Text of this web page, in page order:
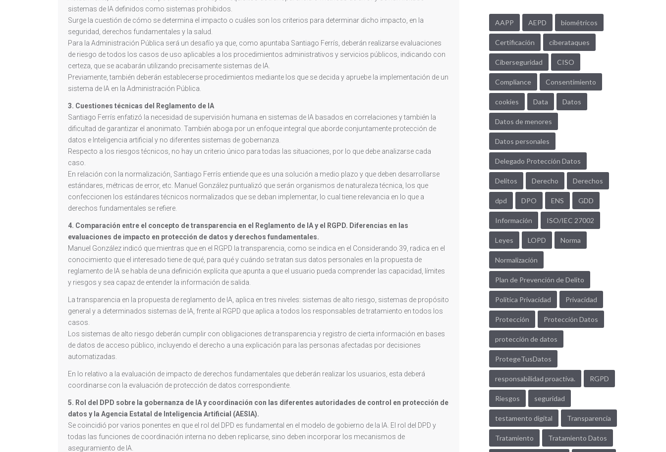
sistemas de IA definidos como sistemas prohibidos.
Surge la cuestión de cómo se determina el impacto o cuáles son los criterios para determinar dicho impacto, en la
seguridad, derechos fundamentales y la salud.
Para la Administración Pública será un desafío ya que, como apuntaba Santiago Ferrís, deberán realizarse evaluaciones
de riesgo de todos los casos de uso aplicables a los procedimientos administrativos y servicios públicos, indicando con
certeza, que se acabarán utilizando precisamente sistemas de IA.
Previamente, también deberán establecerse procedimientos mediante los que se decida y apruebe la implementación de un
sistema de IA en la Administración Pública.
3. Cuestiones técnicas del Reglamento de IA
Santiago Ferrís enfatizó la necesidad de supervisión humana en sistemas de IA basados en correlaciones y también la
dificultad de garantizar el anonimato. También aboga por un enfoque integral que aborde conjuntamente protección de
datos e Inteligencia artificial y no diferentes sistemas de gobernanza.
Respecto a los riesgos técnicos, no hay un criterio único para todas las situaciones, por lo que debe analizarse cada
caso.
En relación con la normalización, Santiago Ferrís entiende que es una solución a medio plazo y que deben desarrollarse
estándares, métricas de error, etc. Manuel González puntualizó que serán organismos de naturaleza técnica, los que
confeccionen los estándares técnicos normalizados que se deban implementar, lo cual tiene relevancia en lo que a
derechos fundamentales se refiere.
4. Comparación entre el concepto de transparencia en el Reglamento de IA y el RGPD. Diferencias en las
evaluaciones de impacto en protección de datos y derechos fundamentales.
Manuel González indicó que mientras que en el RGPD la transparencia, como se indica en el Considerando 39, radica en el
conocimiento que el interesado tiene de qué, para qué y cuándo se tratan sus datos personales en la propuesta de
reglamento de IA se habla de una definición explícita que apunta a que el usuario pueda comprender las capacidad, límites
y riesgos y sea capaz de entender la información de salida.
La transparencia en la propuesta de reglamento de IA, aplica en tres niveles: sistemas de alto riesgo, sistemas de propósito
general y a determinados sistemas de IA, frente al RGPD que aplica a todos los responsables de tratamiento en todos los
casos.
Los sistemas de alto riesgo deberán cumplir con obligaciones de transparencia y registro de cierta información en bases
de datos de acceso público, incluyendo el derecho a una explicación para las personas afectadas por decisiones
automatizadas.
En lo relativo a la evaluación de impacto de derechos fundamentales que deberán realizar los usuarios, esta deberá
coordinarse con la evaluación de protección de datos correspondiente.
5. Rol del DPD sobre la gobernanza de IA y coordinación con las diferentes autoridades de control en protección de
datos y la Agencia Estatal de Inteligencia Artificial (AESIA).
Se coincidió por varios ponentes en que el rol del DPD es fundamental en el modelo de gobierno de la IA. El rol del DPD y
todas las funciones de coordinación interna no deben replicarse, sino deben incorporar los mecanismos de
aseguramiento de IA.
AAPP AEPD biométricos
Certificación ciberataques
Ciberseguridad CISO
Compliance Consentimiento
cookies Data Datos
Datos de menores
Datos personales
Delegado Protección Datos
Delitos Derecho Derechos
dpd DPO ENS GDD
Información ISO/IEC 27002
Leyes LOPD Norma
Normalización
Plan de Prevención de Delito
Política Privacidad Privacidad
Protección Protección Datos
protección de datos
ProtegeTusDatos
responsabilidad proactiva. RGPD
Riesgos seguridad
testamento digital Transparencia
Tratamiento Tratamiento Datos